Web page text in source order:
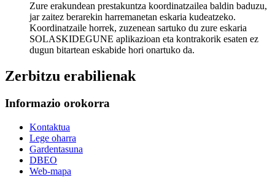
Zure erakundean prestakuntza koordinatzailea baldin baduzu,
jar zaitez berarekin harremanetan eskaria kudeatzeko.
Koordinatzaile horrek, zuzenean sartuko du zure eskaria
SOLASKIDEGUNE aplikazioan eta kontrakorik esaten ez
dugun bitartean eskabide hori onartuko da.
Zerbitzu erabilienak
Informazio orokorra
Kontaktua
Lege oharra
Gardentasuna
DBEO
Web-mapa